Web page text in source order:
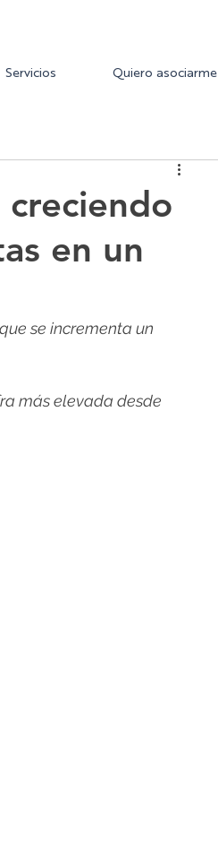
Servicios Quiero asociarme
en un
se incrementa un
más elevada desde